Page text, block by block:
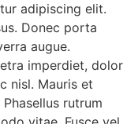
adipiscing elit.
Donec porta
augue.
imperdiet, dolor
nisl. Mauris et
rutrum